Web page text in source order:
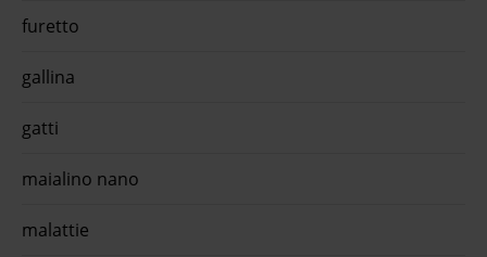
furetto
gallina
gatti
maialino nano
malattie